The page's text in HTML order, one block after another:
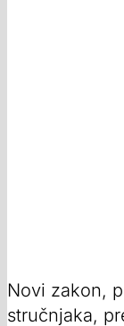
Novi zakon,
stručnjaka,